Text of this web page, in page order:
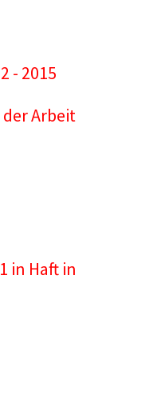
- 2015
Arbeit
in Haft in